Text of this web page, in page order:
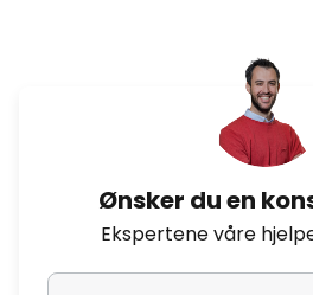
Ønsker du en
Ekspertene våre